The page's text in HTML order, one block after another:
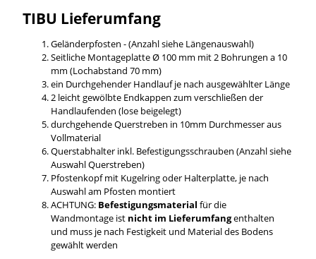
TIBU Lieferumfang
Geländerpfosten - (Anzahl siehe Längenauswahl)
Seitliche Montageplatte Ø 100 mm mit 2 Bohrungen a 10
mm (Lochabstand 70 mm)
ein Durchgehender Handlauf je nach ausgewählter Länge
2 leicht gewölbte Endkappen zum verschließen der
Handlaufenden (lose beigelegt)
durchgehende Querstreben in 10mm Durchmesser aus
Vollmaterial
Querstabhalter inkl. Befestigungsschrauben (Anzahl siehe
Auswahl Querstreben)
Pfostenkopf mit Kugelring oder Halterplatte, je nach
Auswahl am Pfosten montiert
ACHTUNG:Befestigungsmaterial für die
Wandmontage ist nicht im Lieferumfangenthalten
und muss je nach Festigkeit und Material des Bodens
gewählt werden